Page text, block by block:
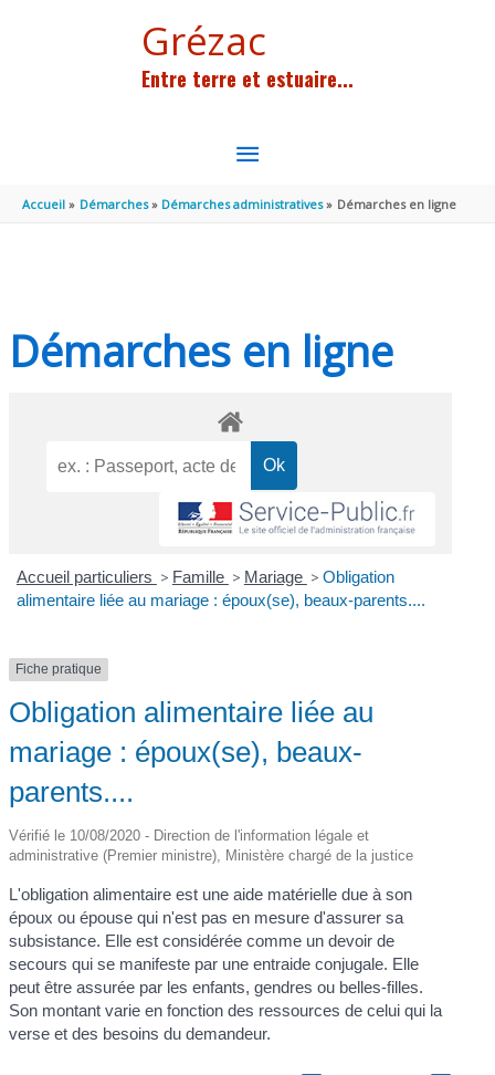
Grézac
Entre terre et estuaire...
MENU
PRINCIPAL
Accueil Démarches Démarches administratives Démarches en ligne
Démarches en ligne
Accueil particuliers > Famille > Mariage > Obligation
alimentaire liée au mariage : époux(se), beaux-parents....
Fiche pratique
Obligation alimentaire liée au
mariage : époux(se), beaux-
parents....
Vérifié le 10/08/2020 - Direction de l'information légale et
administrative (Premier ministre), Ministère chargé de la justice
L'obligation alimentaire est une aide matérielle due à son
époux ou épouse qui n'est pas en mesure d'assurer sa
subsistance. Elle est considérée comme un devoir de
secours qui se manifeste par une entraide conjugale. Elle
peut être assurée par les enfants, gendres ou belles-filles.
Son montant varie en fonction des ressources de celui qui la
verse et des besoins du demandeur.